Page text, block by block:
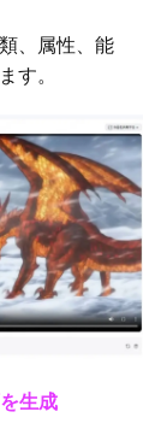
、属性、能
す。
生成